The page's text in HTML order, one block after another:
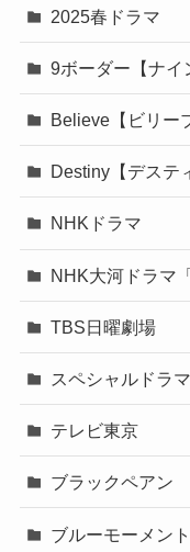
2025春ドラマ
9ボーダー【ナイ
Believe【ビリー
Destiny【デステ
NHKドラマ
NHK大河ドラマ
TBS日曜劇場
スペシャルドラマ
テレビ東京
ブラックペアン
ブルーモーメント